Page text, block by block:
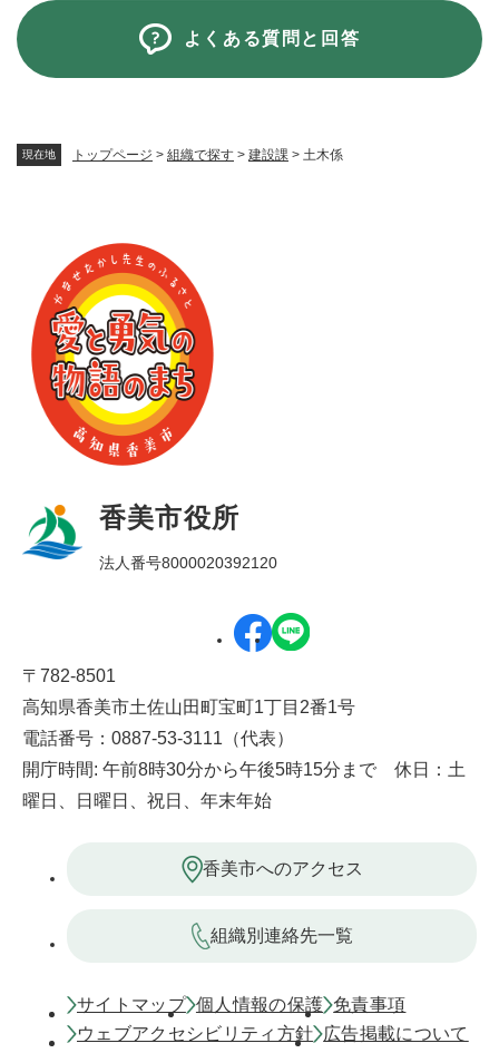
現在地 トップページ > 組織で探す > 建設課 > 土木係
よくある質問と回答
香美市役所
法人番号8000020392120
〒782-8501
高知県香美市土佐山田町宝町1丁目2番1号
電話番号：0887-53-3111（代表）
開庁時間: 午前8時30分から午後5時15分まで 休日：土
曜日、日曜日、祝日、年末年始
香美市へのアクセス
組織別連絡先一覧
サイトマップ 個人情報の保護 免責事項
ウェブアクセシビリティ方針
広告掲載について